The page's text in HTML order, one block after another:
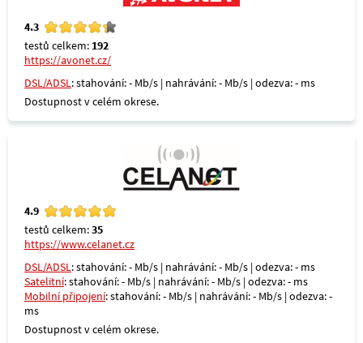
4.3
testů celkem: 192
https://avonet.cz/
DSL/ADSL: stahování: - Mb/s | nahrávání: - Mb/s | odezva: - ms
Dostupnost v celém okrese.
4.9
testů celkem:35
https://www.celanet.cz
DSL/ADSL: stahování: - Mb/s | nahrávání: - Mb/s | odezva: - ms
Satelitní: stahování: - Mb/s | nahrávání: - Mb/s | odezva: - ms
Mobilní připojení: stahování: - Mb/s | nahrávání: - Mb/s | odezva: -
ms
Dostupnost v celém okrese.